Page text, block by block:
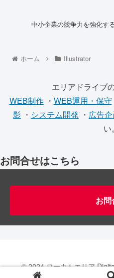
中小企業の競争力を強化す
ホーム Illustrator
エリアドライブ
WEB制作・ WEB運用・保守
影 ・ システム開発 ・ 広告
い。
お問合せはこちら
お問
© 2024 ローカルエリア